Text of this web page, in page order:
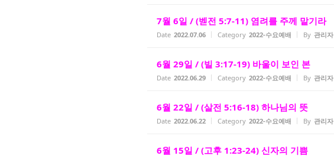
7월 6일 / (벧전 5:7-11) 염려를 주께 맡기라
Date 2022.07.06 Category 2022-수요예배 By 관리자
6월 29일 / (빌 3:17-19) 바울이 보인 본
Date 2022.06.29 Category 2022-수요예배 By 관리자
6월 22일 / (살전 5:16-18) 하나님의 뜻
Date 2022.06.22 Category 2022-수요예배 By 관리자
6월 15일 / (고후 1:23-24) 신자의 기쁨